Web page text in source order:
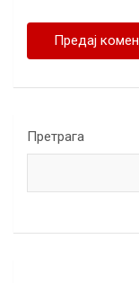
Претрага